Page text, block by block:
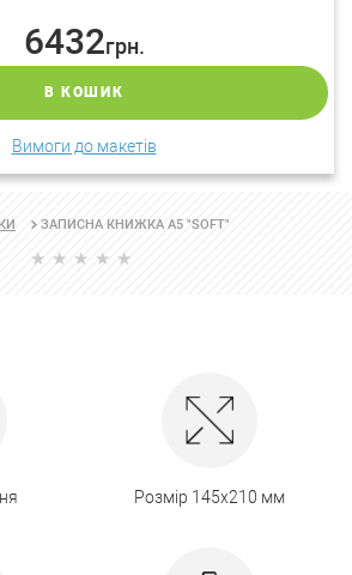
6432грн.
В КОШИК
Вимоги до макетів
ЗАПИСНА КНИЖКА А5 "SOFT"
Розмір 145х210 мм